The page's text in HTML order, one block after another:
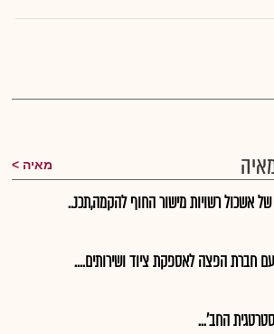
מאיה
אשכול רשויות מישור החוף להקמה,תכנ..
חברת הפצה לאספקת ציוד ושירותים....
החב'...